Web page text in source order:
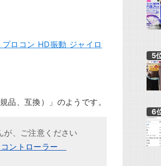
ロコン HD振動 ジャイロ
、互換）」のようです。
、ご注意ください
ントローラー